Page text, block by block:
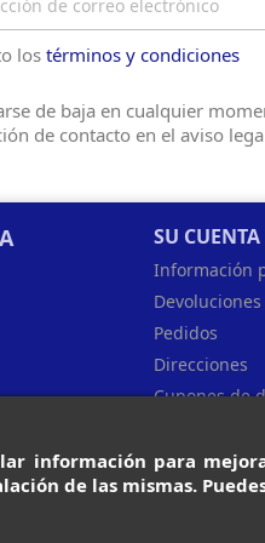
información para
de las mismas.
lostérminos y condiciones
de baja en cualquier
de contacto en el aviso
SU CUENTA
Información
Pedidos
Direcciones
Cupones de